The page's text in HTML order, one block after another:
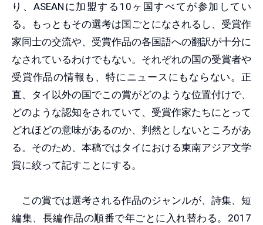
り、ASEANに加盟する10ヶ国すべてが参加してい
る。もっともその選考は国ごとになされるし、受賞作
家同士の交流や、受賞作品の各国語への翻訳が十分に
なされているわけでもない。それぞれの国の受賞者や
受賞作品の情報も、特にニュースにもならない。正
直、タイ以外の国でこの賞がどのような位置付けで、
どのような認知をされていて、受賞作家たちにとって
どれほどの意味があるのか、判然としないところがあ
る。そのため、本稿ではタイにおける東南アジア文学
賞に絞って記すことにする。
この賞では選考される作品のジャンルが、詩集、短
編集、長編作品の順番で年ごとに入れ替わる。2017